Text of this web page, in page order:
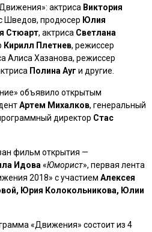
актриса Виктория
Шведов, продюсер Юлия
Стюарт, актриса Светлана
Кирилл Плетнев, режиссер
Алиса Хазанова, режиссер
Полина Ауг и другие.
объявило открытым
Артем Михалков, генеральный
директор Стас
фильм открытия —
Идова «Юморист», первая лента
2018» с участием Алексея
Юрия Колокольникова, Юлии
«Движения» состоит из 4